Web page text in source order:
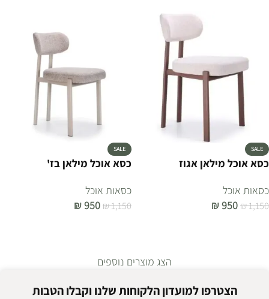
SALE
כסא אוכל מילאן אגוז
כסאות אוכל
₪1,150
₪950
SALE
כסא אוכל מילאן בז'
כסאות אוכל
₪1,150
₪950
הצג מוצרים נוספים
הצטרפו למועדון הלקוחות שלנו וקבלו הטבות